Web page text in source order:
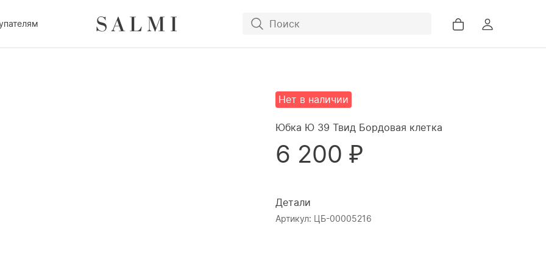
Нет в наличии
Юбка Ю 39 Твид Бордовая клетка
6 200 ₽
Детали
Артикул: ЦБ-00005216